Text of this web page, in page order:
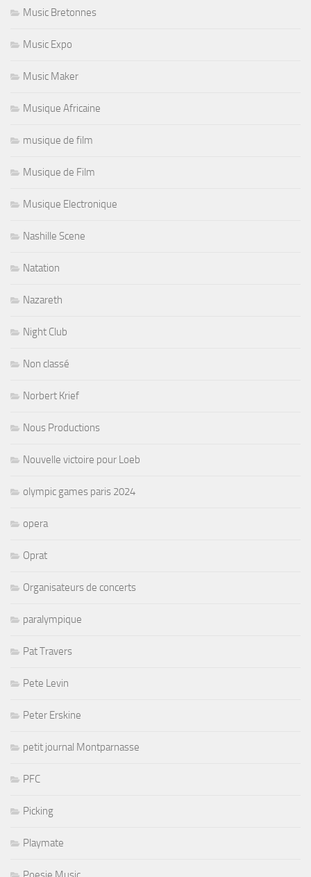
Music Bretonnes
Music Expo
Music Maker
Musique Africaine
musique de film
Musique de Film
Musique Electronique
Nashille Scene
Natation
Nazareth
Night Club
Non classé
Norbert Krief
Nous Productions
Nouvelle victoire pour Loeb
olympic games paris 2024
opera
Oprat
Organisateurs de concerts
paralympique
Pat Travers
Pete Levin
Peter Erskine
petit journal Montparnasse
PFC
Picking
Playmate